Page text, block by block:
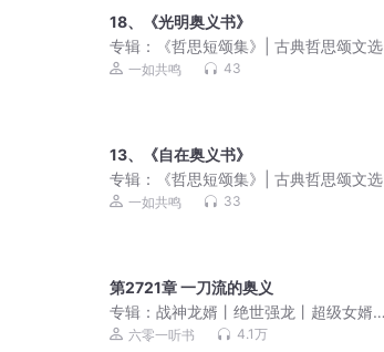
18、《光明奥义书》
专辑：
《哲思短颂集》| 古典哲思颂文选
一如共鸣 43
13、《自在奥义书》
专辑：
《哲思短颂集》| 古典哲思颂文选
一如共鸣 33
第2721章 一刀流的奥义
专辑：战神龙婿丨绝世强龙丨超级女婿
丨都市爆款丨刺儿丨多人
六零一听书 4.1万